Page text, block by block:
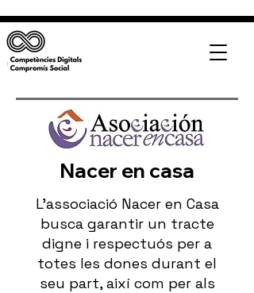
Nacer en casa
L'associació Nacer en Casa
busca garantir un tracte
digne i respectuós per a
totes les dones durant el
seu part, així com per als